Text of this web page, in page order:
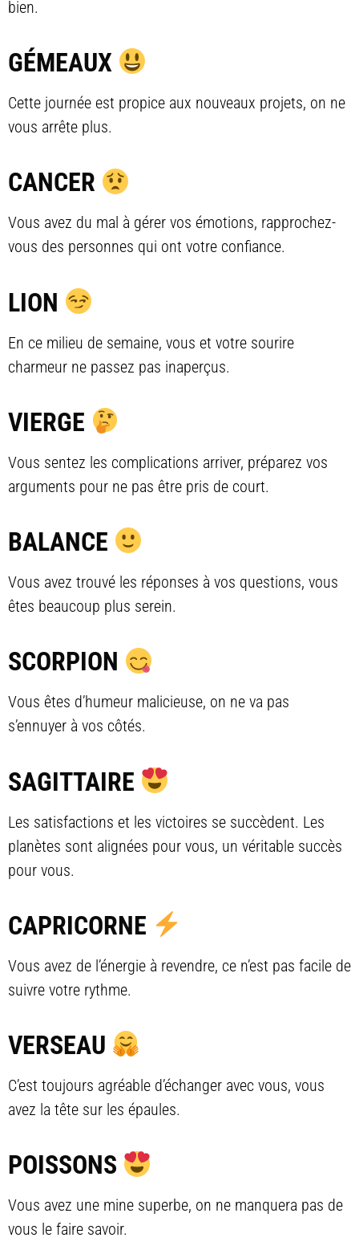
bien.
GÉMEAUX
Cette journée est propice aux nouveaux projets, on ne
vous arrête plus.
CANCER
Vous avez du mal à gérer vos émotions, rapprochez-
vous des personnes qui ont votre confiance.
LION
En ce milieu de semaine, vous et votre sourire
charmeur ne passez pas inaperçus.
VIERGE
Vous sentez les complications arriver, préparez vos
arguments pour ne pas être pris de court.
BALANCE
Vous avez trouvé les réponses à vos questions, vous
êtes beaucoup plus serein.
SCORPION
Vous êtes d’humeur malicieuse, on ne va pas
s’ennuyer à vos côtés.
SAGITTAIRE
Les satisfactions et les victoires se succèdent. Les
planètes sont alignées pour vous, un véritable succès
pour vous.
CAPRICORNE
Vous avez de l’énergie à revendre, ce n’est pas facile de
suivre votre rythme.
VERSEAU
C’est toujours agréable d’échanger avec vous, vous
avez la tête sur les épaules.
POISSONS
Vous avez une mine superbe, on ne manquera pas de
vous le faire savoir.